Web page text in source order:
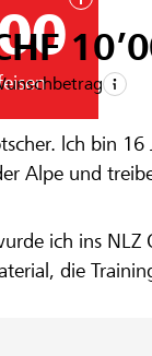
derlch bin
Alpe und
ich ins
die